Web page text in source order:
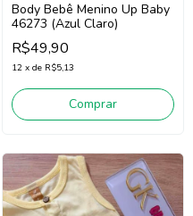
Body Bebê Menino Up Baby
46273 (Azul Claro)
R$49,90
12 x de R$5,13
Comprar